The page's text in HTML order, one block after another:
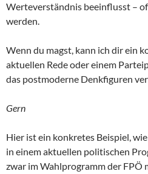
Werteverständnis beeinflusst –
werden.
Wenn du magst, kann ich dir ein
aktuellen Rede oder einem
das postmoderne Denkfiguren
Gern
Hier ist ein konkretes Beispiel,
in einem aktuellen politischen
zwar im Wahlprogramm der FPÖ